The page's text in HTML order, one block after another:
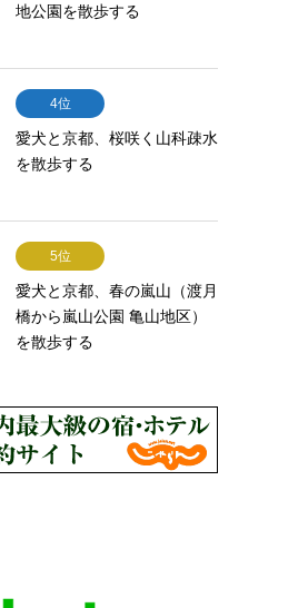
地公園を散歩する
4位
愛犬と京都、桜咲く山科疎水
を散歩する
5位
愛犬と京都、春の嵐山（渡月
橋から嵐山公園 亀山地区）
を散歩する